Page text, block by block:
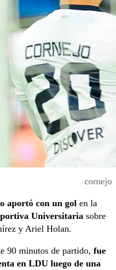
cornejo
aportó con un gol en la
Universitaria sobre
y Ariel Holan.
90 minutos de partido, fue
en LDU luego de una